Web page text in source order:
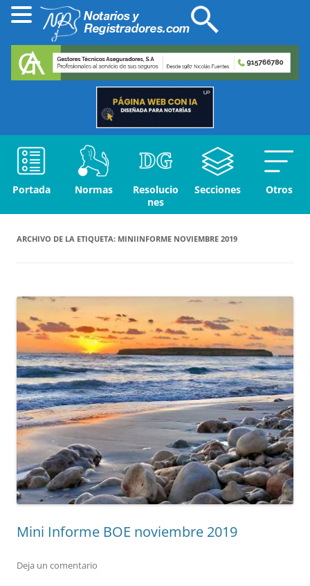
Portada Normas
Resolucio
nes
Secciones Otros
ARCHIVO DE LA ETIQUETA: MINIINFORME NOVIEMBRE 2019
Mini Informe BOE noviembre 2019
Deja un comentario